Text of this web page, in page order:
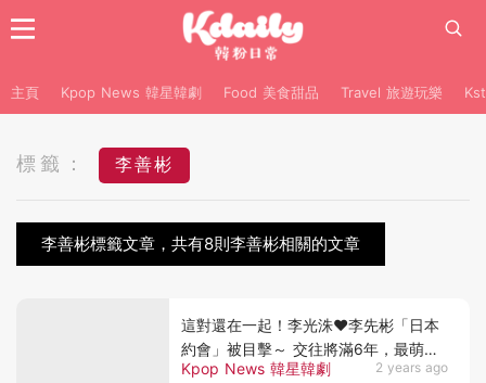
主頁 Kpop News 韓星韓劇 Food 美食甜品 Travel 旅遊玩樂
標籤： 李善彬
李善彬標籤文章，共有8則李善彬相關的文章
Kpop News 韓星韓劇 2 years ago
這對還在一起！李光洙♥李先彬「日本
約會」被目擊～ 交往將滿6年，最萌身
高差藏不住